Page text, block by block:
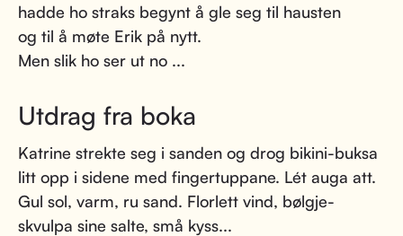
hadde ho straks begynt å gle seg til hausten
og til å møte Erik på nytt.
Men slik ho ser ut no ...
Utdrag fra boka
Katrine strekte seg i sanden og drog bikini-buksa
litt opp i sidene med fingertuppane. Lét auga att.
Gul sol, varm, ru sand. Florlett vind, bølgje-
skvulpa sine salte, små kyss...